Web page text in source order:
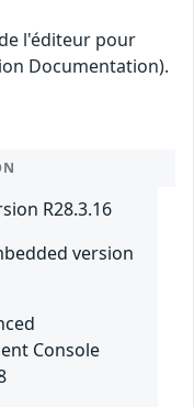
l'éditeur pour
Documentation).
R28.3.16
version
Console